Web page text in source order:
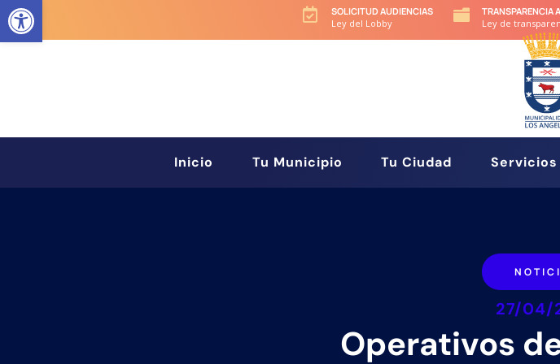

SOLICITUD AUDIENCIAS
Ley del Lobby

TRANSPARENCIA
Ley de
Inicio Tu Municipio Tu Ciudad Servicios
27/04/
Operativos